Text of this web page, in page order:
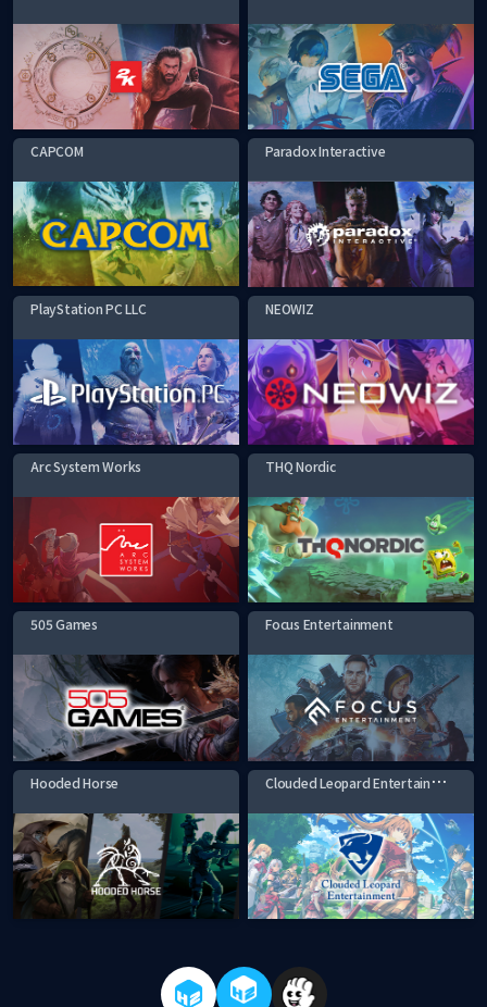
CAPCOM Paradox Interactive
PlayStation PC LLC NEOWIZ
Arc System Works THQ Nordic
505 Games Focus Entertainment
Hooded Horse C
louded Leopard Entertainment